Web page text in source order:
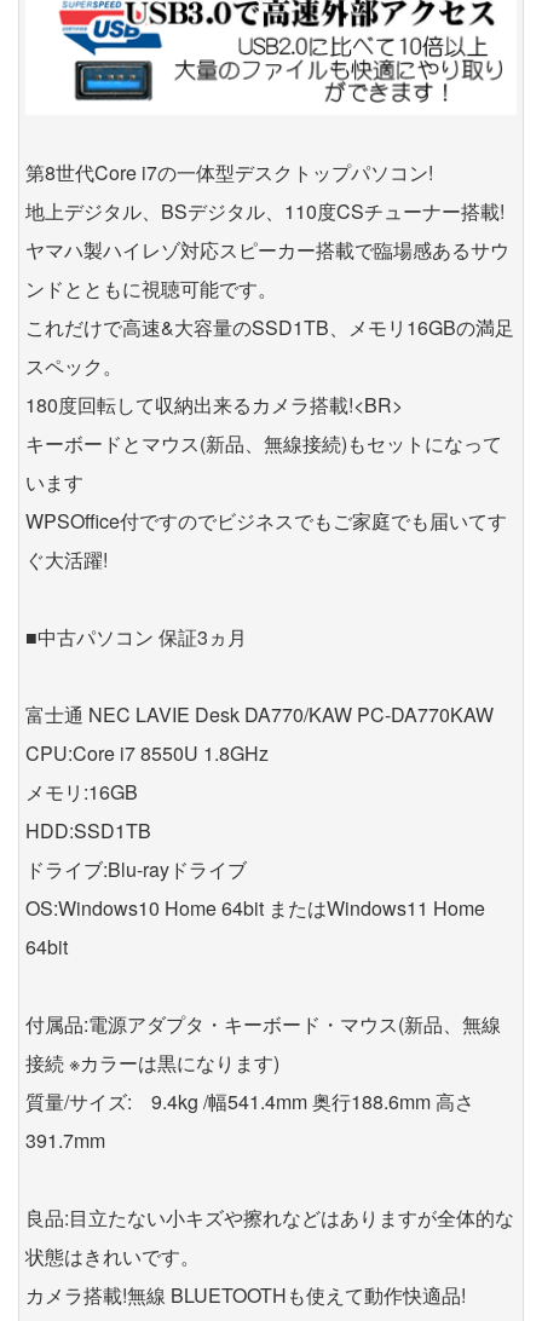
第8世代Core i7の一体型デスクトップパソコン!
地上デジタル、BSデジタル、110度CSチューナー搭載!
ヤマハ製ハイレゾ対応スピーカー搭載で臨場感あるサウ
ンドとともに視聴可能です。
これだけで高速&大容量のSSD1TB、メモリ16GBの満足
スペック。
180度回転して収納出来るカメラ搭載!<BR>
キーボードとマウス(新品、無線接続)もセットになって
います
WPSOffice付ですのでビジネスでもご家庭でも届いてす
ぐ大活躍!
■中古パソコン 保証3ヵ月
富士通 NEC LAVIE Desk DA770/KAW PC-DA770KAW
CPU:Core i7 8550U 1.8GHz
メモリ:16GB
HDD:SSD1TB
ドライブ:Blu-rayドライブ
OS:Windows10 Home 64bit またはWindows11 Home
64bit
付属品:電源アダプタ・キーボード・マウス(新品、無線
接続 ※カラーは黒になります)
質量/サイズ: 9.4kg /幅541.4mm 奥行188.6mm 高さ
391.7mm
良品:目立たない小キズや擦れなどはありますが全体的な
状態はきれいです。
カメラ搭載!無線 BLUETOOTHも使えて動作快適品!